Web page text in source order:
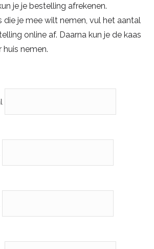
je je bestelling afrekenen.
die je mee wilt nemen, vul het aantal
online af. Daarna kun je de kaas
nemen.